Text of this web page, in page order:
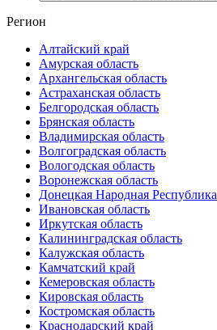
Регион
Алтайский край
Амурская область
Архангельская область
Астраханская область
Белгородская область
Брянская область
Владимирская область
Волгоградская область
Вологодская область
Воронежская область
Донецкая Народная Республика
Ивановская область
Иркутская область
Калининградская область
Калужская область
Камчатский край
Кемеровская область
Кировская область
Костромская область
Краснодарский край